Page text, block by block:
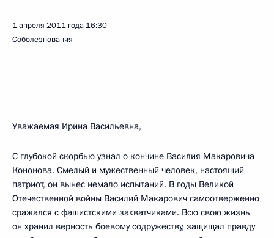
1 апреля 2011 года 16:30
Соболезнования
Уважаемая Ирина Васильевна,
С глубокой скорбью узнал о кончине Василия Макаровича
Кононова. Смелый и мужественный человек, настоящий
патриот, он вынес немало испытаний. В годы Великой
Отечественной войны Василий Макарович самоотверженно
сражался с фашистскими захватчиками. Всю свою жизнь
он хранил верность боевому содружеству, защищал правду